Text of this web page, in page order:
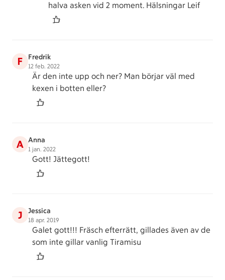
halva asken vid 2 moment. Hälsningar Leif
F Fredrik
12 feb. 2022
Är den inte upp och ner? Man börjar väl med
kexen i botten eller?
A Anna
1 jan. 2022
Gott! Jättegott!
J Jessica
18 apr. 2019
Galet gott!!! Fräsch efterrätt, gillades även av de
som inte gillar vanlig Tiramisu